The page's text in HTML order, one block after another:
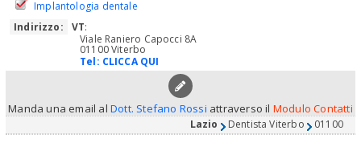
Implantologia dentale
Indirizzo:
VT:
Viale Raniero Capocci 8A
01100 Viterbo
Tel: CLICCA QUI
Manda una email alDott. Stefano Rossi attraverso il Modulo Contatti
Lazio Dentista Viterbo 01100